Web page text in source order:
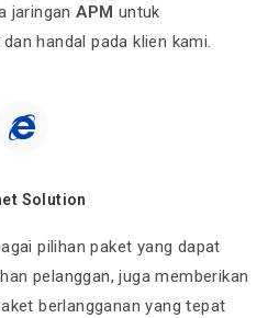
jaringanAPM untuk
handal pada klien kami.
Solution
pilihan paket yang dapat
pelanggan, juga memberikan
berlangganan yang tepat